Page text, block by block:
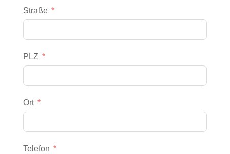
Straße
PLZ
Ort
Telefon